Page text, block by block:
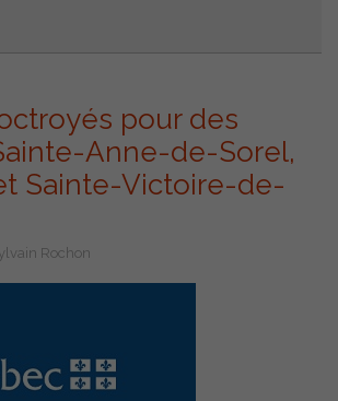
pour des
Anne-de-Sorel,
Sainte-Victoire-de-
Rochon